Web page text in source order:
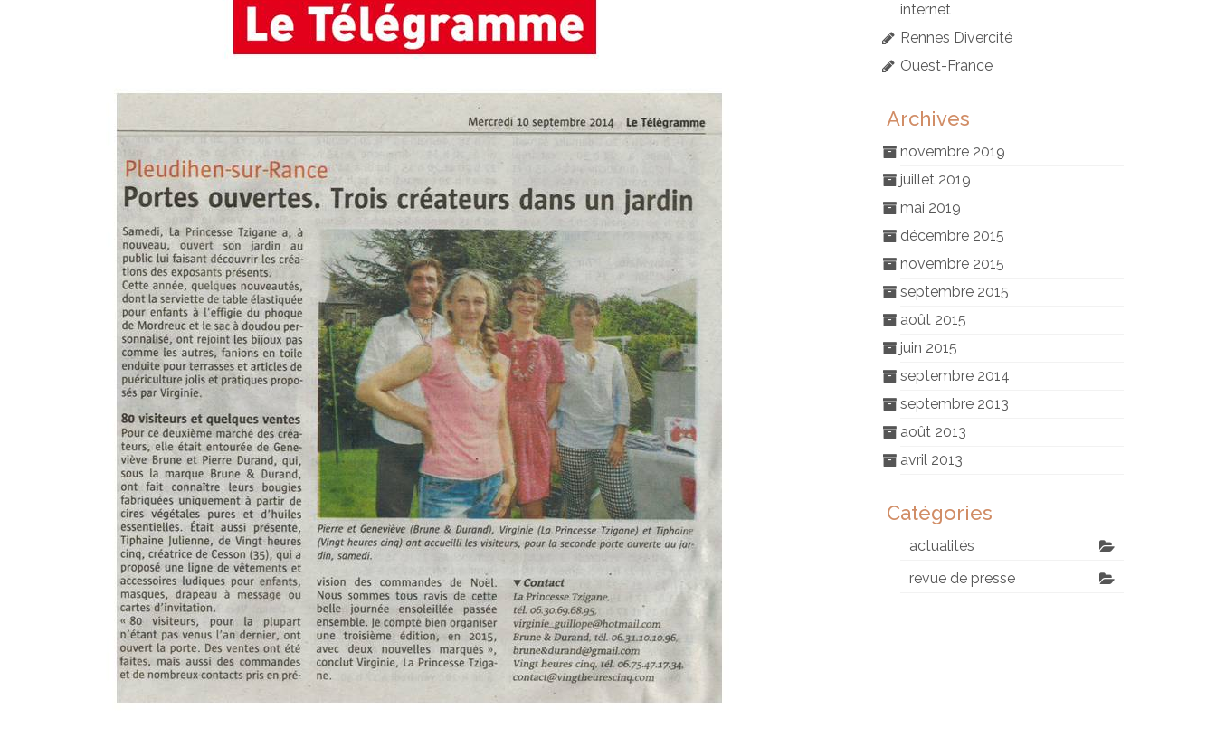
internet
Rennes Divercité
Ouest-France
Archives
novembre 2019
juillet 2019
mai 2019
décembre 2015
novembre 2015
septembre 2015
août 2015
juin 2015
septembre 2014
septembre 2013
août 2013
avril 2013
Catégories
actualités
revue de presse